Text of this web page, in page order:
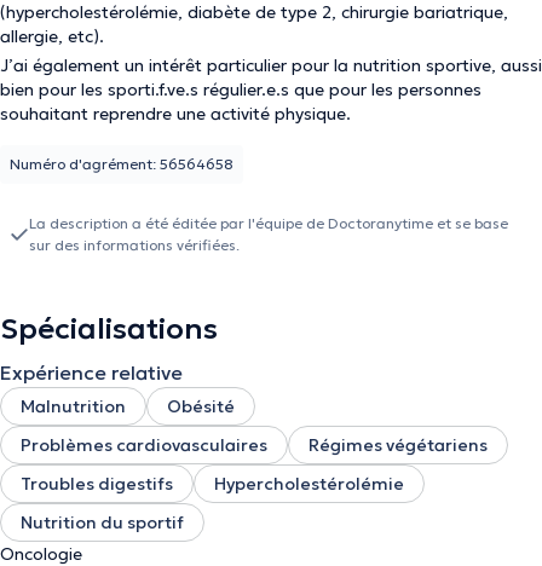
(hypercholestérolémie, diabète de type 2, chirurgie bariatrique,
allergie, etc).
J’ai également un intérêt particulier pour la nutrition sportive, aussi
bien pour les sporti.f.ve.s régulier.e.s que pour les personnes
souhaitant reprendre une activité physique.
Numéro d'agrément: 56564658
La description a été éditée par l'équipe de Doctoranytime et se base
sur des informations vérifiées.
Spécialisations
Expérience relative
Malnutrition
Obésité
Problèmes cardiovasculaires
Régimes végétariens
Troubles digestifs
Hypercholestérolémie
Nutrition du sportif
Oncologie